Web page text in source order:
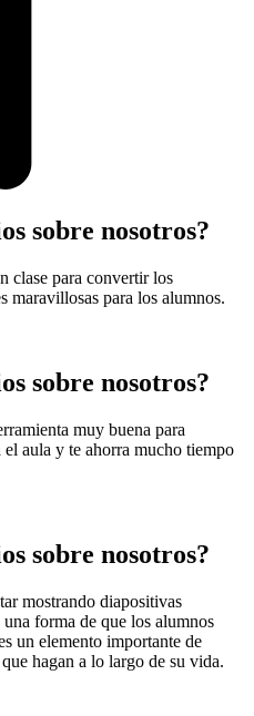
sobre nosotros?
clase para convertir los
maravillosas para los alumnos.
sobre nosotros?
muy buena para
aula y te ahorra mucho tiempo
sobre nosotros?
mostrando diapositivas
forma de que los alumnos
un elemento importante de
hagan a lo largo de su vida.